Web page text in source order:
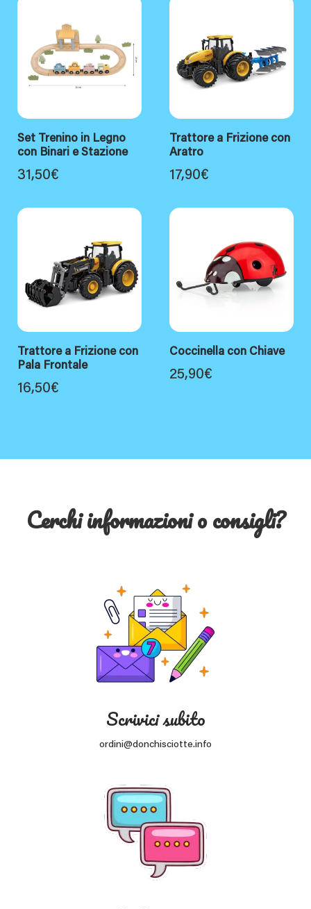
Set Trenino in Legno
con Binari e Stazione
31,50€
Trattore a Frizione con
Aratro
17,90€
Trattore a Frizione con
Pala Frontale
16,50€
Coccinella con Chiave
25,90€
Cerchi informazioni o consigli?
Scrivici subito
ordini@donchisciotte.info